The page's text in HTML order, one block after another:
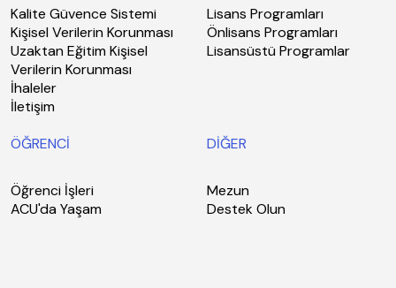
Kalite Güvence Sistemi
Kişisel Verilerin Korunması
Uzaktan Eğitim Kişisel
Verilerin Korunması
İhaleler
İletişim
Lisans Programları
Önlisans Programları
Lisansüstü Programlar
ÖĞRENCİ
Öğrenci İşleri
ACU'da Yaşam
DİĞER
Mezun
Destek Olun